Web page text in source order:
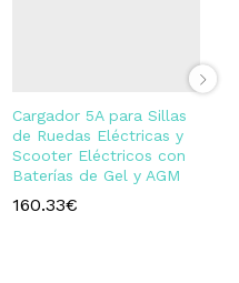
Cargador 5A para Sillas
de Ruedas Eléctricas y
Scooter Eléctricos con
Baterías de Gel y AGM
160.33€